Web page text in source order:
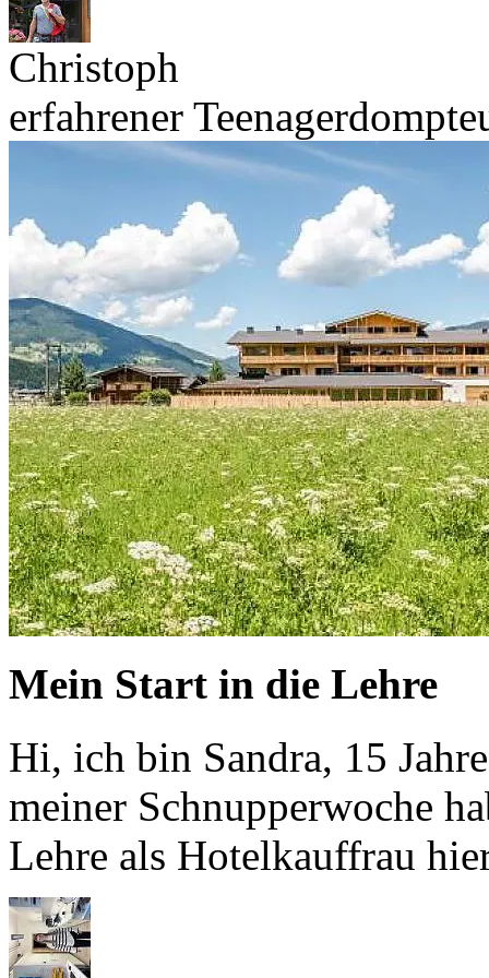
Christoph
erfahrener
Mein Start in die Lehre
Hi, ich bin Sandra, 15
meiner Schnupperwoche
Lehre als Hotelkauffrau